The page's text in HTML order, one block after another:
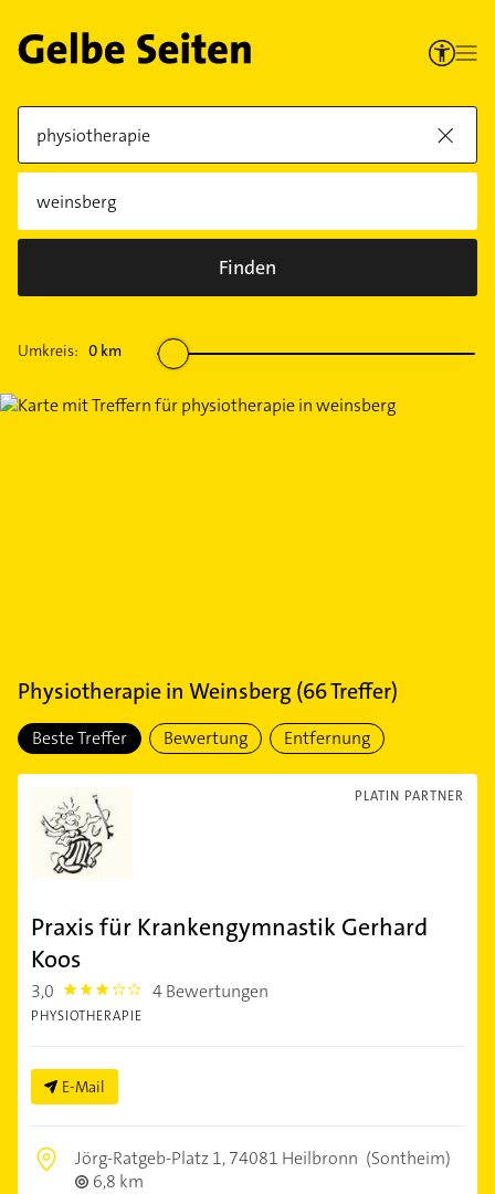
Finden
Umkreis: 0 km
Physiotherapiein Weinsberg (66Treffer)
Beste Treffer Bewertung Entfernung
PLATIN PARTNER
Praxis für Krankengymnastik Gerhard
Koos
3,0 3.0 4 Bewertungen
PHYSIOTHERAPIE
E-Mail
Jörg-Ratgeb-Platz 1,74081 Heilbronn (Sontheim)
6,8 km